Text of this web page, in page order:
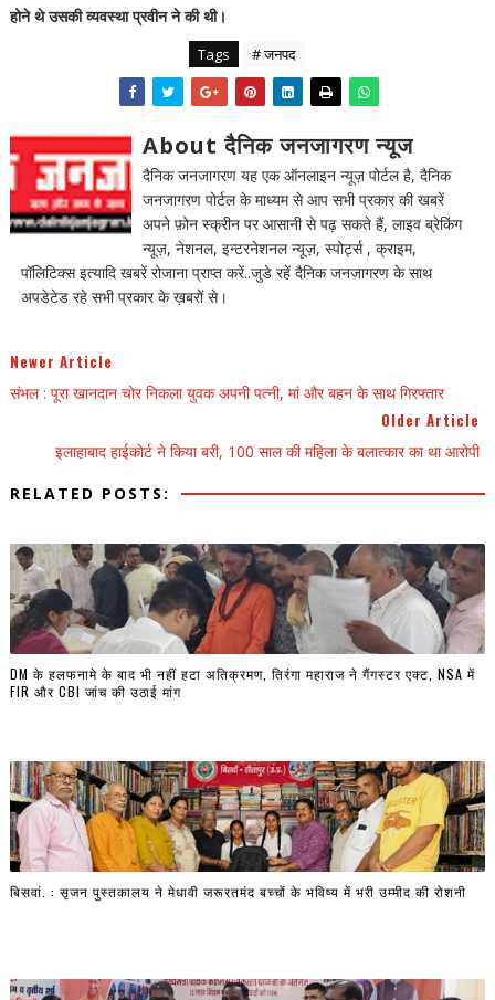
होने थे उसकी व्यवस्था प्रवीन ने की थी।
Tags # जनपद
About दैनिक जनजागरण न्यूज
दैनिक जनजागरण यह एक ऑनलाइन न्यूज़ पोर्टल है, दैनिक
जनजागरण पोर्टल के माध्यम से आप सभी प्रकार की खबरें
अपने फ़ोन स्क्रीन पर आसानी से पढ़ सकते हैं, लाइव ब्रेकिंग
न्यूज़, नेशनल, इन्टरनेशनल न्यूज़, स्पोर्ट्स , क्राइम,
पॉलिटिक्स इत्यादि खबरें रोजाना प्राप्त करें..जुडे रहें दैनिक जनजागरण के साथ
अपडेटेड रहे सभी प्रकार के ख़बरों से।
Newer Article
संभल : पूरा खानदान चोर निकला युवक अपनी पत्नी, मां और बहन के साथ गिरफ्तार
Older Article
इलाहाबाद हाईकोर्ट ने किया बरी, 100 साल की महिला के बलात्कार का था आरोपी
RELATED POSTS:
DM के हलफनामे के बाद भी नहीं हटा अतिक्रमण, तिरंगा महाराज ने गैंगस्टर एक्ट, NSA में
FIR और CBI जांच की उठाई मांग
बिसवां. : सृजन पुस्तकालय ने मेधावी जरूरतमंद बच्चों के भविष्य में भरी उम्मीद की रोशनी